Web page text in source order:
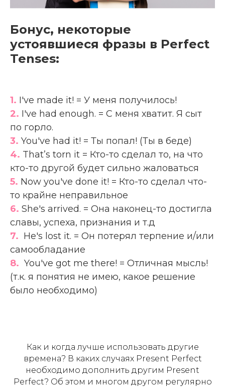
Бонус, некоторые
устоявшиеся фразы в Perfect
Tenses:
1. I've made it! = У меня получилось!
2. I've had enough. = С меня хватит. Я сыт
по горло.
3. You've had it! = Ты попал! (Ты в беде)
4. That’s torn it = Кто-то сделал то, на что
кто-то другой будет сильно жаловаться
5. Now you've done it! = Кто-то сделал что-
то крайне неправильное
6. She's arrived. = Она наконец-то достигла
славы, успеха, признания и т.д
7. He's lost it. = Он потерял терпение и/или
самообладание
8. You've got me there! = Отличная мысль!
(т.к. я понятия не имею, какое решение
было необходимо)
Как и когда лучше использовать другие
времена? В каких случаях Present Perfect
необходимо дополнить другим Present
Perfect? Об этом и многом другом регулярно